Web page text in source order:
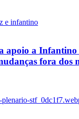
apoio a Infantino
fora dos